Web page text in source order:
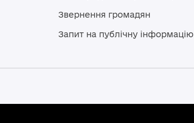
Звернення громадян
Запит на публічну інформацію